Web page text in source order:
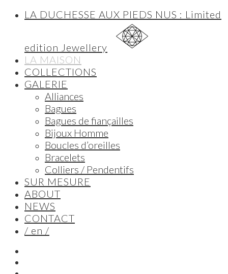
LA DUCHESSE AUX PIEDS NUS : Limited
edition Jewellery
LA MAISON
COLLECTIONS
GALERIE
Alliances
Bagues
Bagues de fiançailles
Bijoux Homme
Boucles d’oreilles
Bracelets
Colliers / Pendentifs
SUR MESURE
ABOUT
NEWS
CONTACT
/ en /